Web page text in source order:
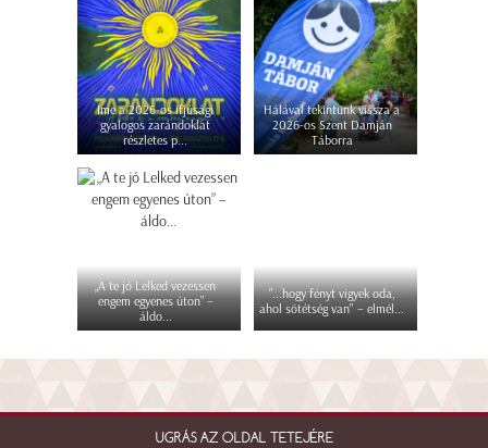
Íme a 2026-os ifjúsági
gyalogos zarándoklat
részletes p...
Hálával tekintünk vissza a
2026-os Szent Damján
Táborra
„A te jó Lelked vezessen
engem egyenes úton” –
áldo...
"...hogy fényt vigyek oda,
ahol sötétség van" – elmél...
UGRÁS AZ OLDAL TETEJÉRE